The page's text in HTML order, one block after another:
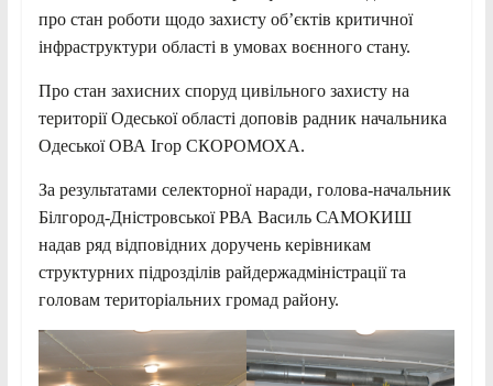
про стан роботи щодо захисту об’єктів критичної
інфраструктури області в умовах воєнного стану.
Про стан захисних споруд цивільного захисту на
території Одеської області доповів радник начальника
Одеської ОВА Ігор СКОРОМОХА.
За результатами селекторної наради, голова-начальник
Білгород-Дністровської РВА Василь САМОКИШ
надав ряд відповідних доручень керівникам
структурних підрозділів райдержадміністрації та
головам територіальних громад району.